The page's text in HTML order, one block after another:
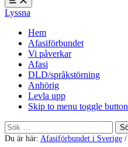
Öppna
meny:
%s
Lyssna
Hem
Afasiförbundet
Vi påverkar
Afasi
DLD/språkstörning
Anhörig
Levla upp
Skip to menu toggle button
Sök
efter:
Du är här: Afasiförbundet i Sverige /